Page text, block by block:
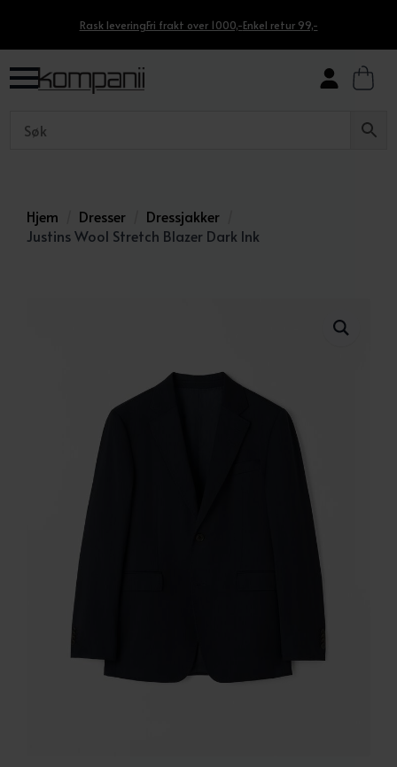
Rask leveringFri frakt over 1000,-Enkel retur 99,-
Hjem Dresser
Dressjakker
Justins Wool Stretch Blazer Dark Ink